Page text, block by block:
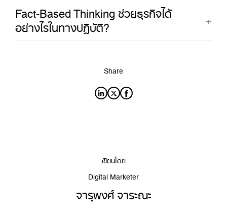
Fact-Based Thinking ช่วยธุรกิจได้
อย่างไรในทางปฏิบัติ?
Share
เขียนโดย
Digital Marketer
จารุพงศ์ จาระณะ